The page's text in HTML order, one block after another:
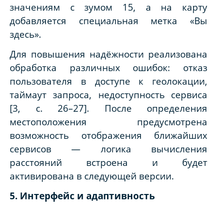
значениям с зумом 15, а на карту
добавляется специальная метка «Вы
здесь».
Для повышения надёжности реализована
обработка различных ошибок: отказ
пользователя в доступе к геолокации,
таймаут запроса, недоступность сервиса
[3, с. 26–27]. После определения
местоположения предусмотрена
возможность отображения ближайших
сервисов — логика вычисления
расстояний встроена и будет
активирована в следующей версии.
5. Интерфейс и адаптивность